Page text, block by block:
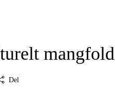
mangfold
Del